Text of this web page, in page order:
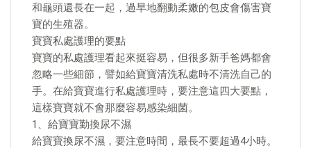
和龜頭還長在一起，過早地翻動柔嫩的包皮會傷害寶
寶的生殖器。
寶寶私處護理的要點
寶寶的私處護理看起來挺容易，但很多新手爸媽都會
忽略一些細節，譬如給寶寶清洗私處時不清洗自己的
手。在給寶寶進行私處護理時，要注意這四大要點，
這樣寶寶就不會那麼容易感染細菌。
1、給寶寶勤換尿不濕
給寶寶換尿不濕，要注意時間，最長不要超過4小時。